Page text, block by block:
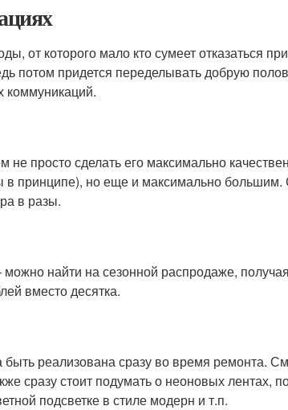
от которого мало кто сумеет отказаться
потом придется переделывать добрую
коммуникаций.
просто сделать его максимально
в принципе), но еще и максимально
в разы.
найти на сезонной распродаже,
вместо десятка.
реализована сразу во время ремонта.
сразу стоит подумать о неоновых лентах,
подсветке в стиле модерн и т.п.